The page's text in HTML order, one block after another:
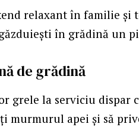
relaxant în familie și
în grădină un
de grădină
grele la serviciu dispar
murmurul apei și să